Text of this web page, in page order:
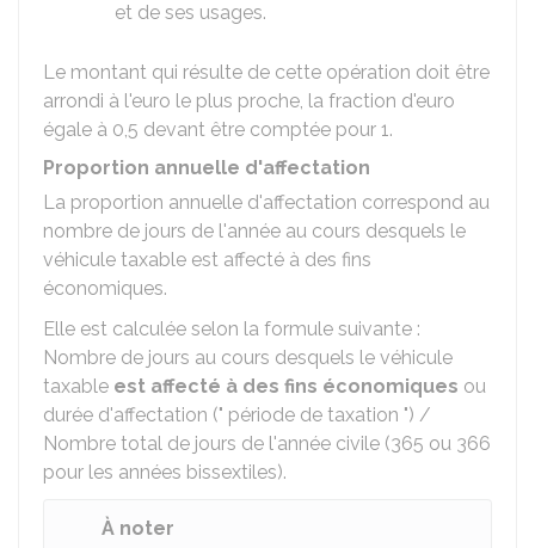
et de ses usages.
Le montant qui résulte de cette opération doit être
arrondi à l'euro le plus proche, la fraction d'euro
égale à 0,5 devant être comptée pour 1.
Proportion annuelle d'affectation
La proportion annuelle d'affectation correspond au
nombre de jours de l'année au cours desquels le
véhicule taxable est affecté à des fins
économiques.
Elle est calculée selon la formule suivante :
Nombre de jours au cours desquels le véhicule
taxable est affecté à des fins économiques ou
durée d'affectation (" période de taxation ") /
Nombre total de jours de l'année civile (365 ou 366
pour les années bissextiles).
À noter